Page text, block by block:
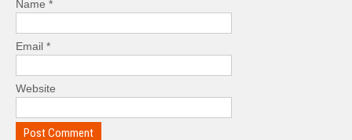
Name *
Email *
Website